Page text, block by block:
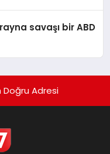
savaşı bir ABD
Doğru Adresi